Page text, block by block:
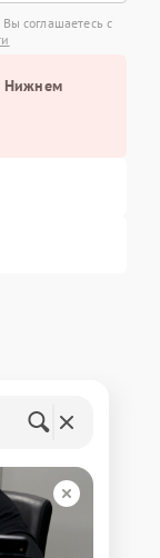
соглашаетесь с
Нижнем